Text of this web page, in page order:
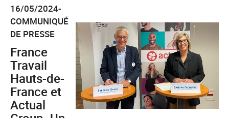
trucks
de
l’emploi
:
France
Travail
et
ses
partenaires
16/05/2024-
COMMUNIQUÉ
DE PRESSE
France
Travail
Hauts-de-
France et
Actual